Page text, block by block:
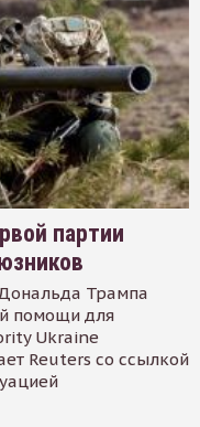
партии
Трампа
помощи для
Ukraine
Reuters со ссылкой